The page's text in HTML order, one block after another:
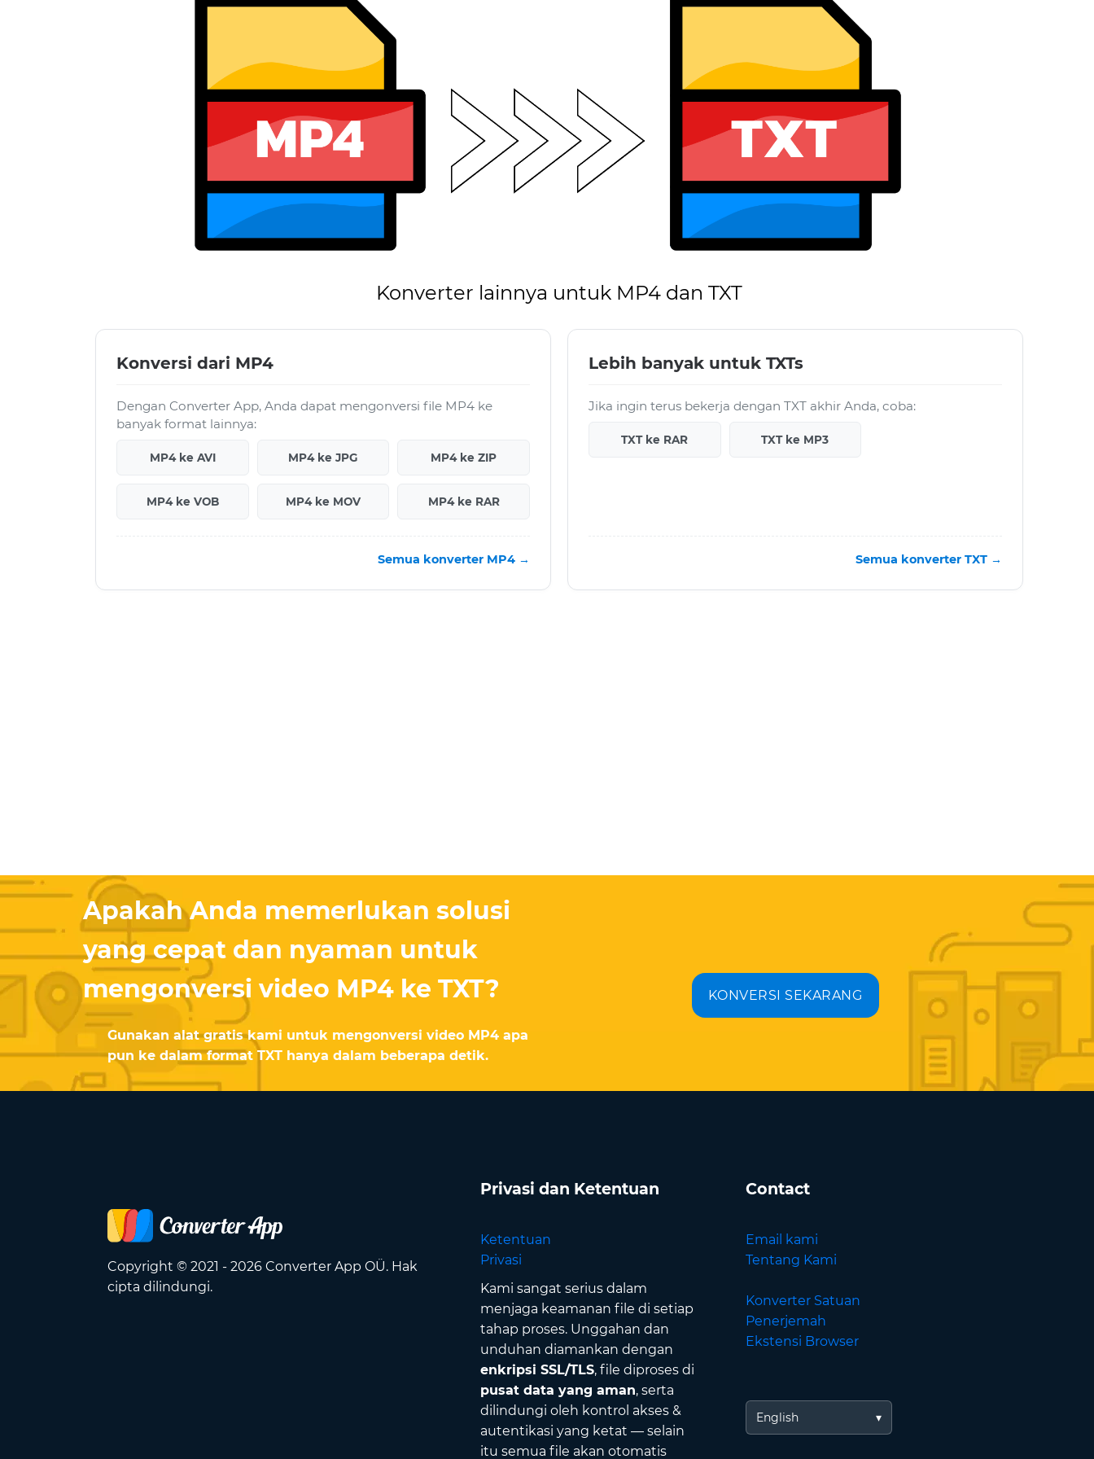
Konverter lainnya untuk MP4 dan TXT
Konversi dari MP4
Dengan Converter App, Anda dapat mengonversi file MP4 ke
banyak format lainnya:
MP4 ke AVI MP4 ke JPG MP4 ke ZIP
MP4 ke VOB MP4 ke MOV MP4 ke RAR
Semua konverter MP4 →
Lebih banyak untuk TXTs
Jika ingin terus bekerja dengan TXT akhir Anda, coba:
TXT ke RAR TXT ke MP3
Semua konverter TXT →
Apakah Anda memerlukan solusi
yang cepat dan nyaman untuk
mengonversi video MP4 ke TXT?
Gunakan alat gratis kami untuk mengonversi video MP4 apa
pun ke dalam format TXT hanya dalam beberapa detik.
KONVERSI SEKARANG
Copyright © 2021 - 2026 Converter App OÜ. Hak
cipta dilindungi.
Privasi dan Ketentuan
Ketentuan
Privasi
Kami sangat serius dalam
menjaga keamanan file di setiap
tahap proses. Unggahan dan
unduhan diamankan dengan
enkripsi SSL/TLS, file diproses di
pusat data yang aman, serta
dilindungi oleh kontrol akses &
autentikasi yang ketat — selain
itu semua file akan otomatis
Contact
Email kami
Tentang Kami
Konverter Satuan
Penerjemah
Ekstensi Browser
English